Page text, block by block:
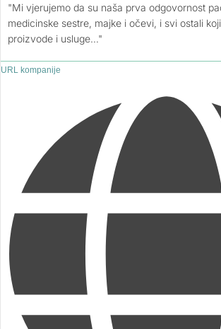
"Mi vjerujemo da su naša prva odgovornost
medicinske sestre, majke i očevi, i svi ostali
proizvode i usluge…"
URL kompanije